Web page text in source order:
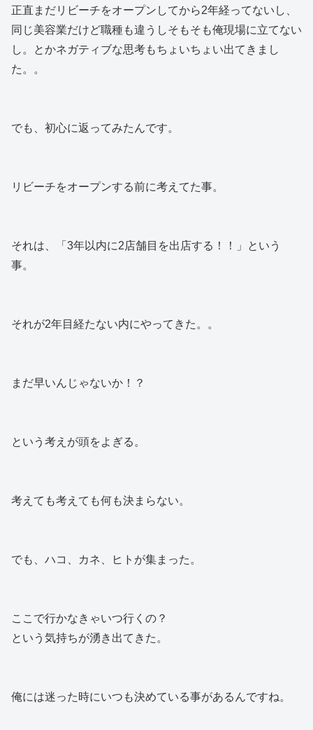
正直まだリビーチをオープンしてから2年経ってないし、
同じ美容業だけど職種も違うしそもそも俺現場に立てない
し。とかネガティブな思考もちょいちょい出てきまし
た。。
でも、初心に返ってみたんです。
リビーチをオープンする前に考えてた事。
それは、「3年以内に2店舗目を出店する！！」という
事。
それが2年目経たない内にやってきた。。
まだ早いんじゃないか！？
という考えが頭をよぎる。
考えても考えても何も決まらない。
でも、ハコ、カネ、ヒトが集まった。
ここで行かなきゃいつ行くの？
という気持ちが湧き出てきた。
俺には迷った時にいつも決めている事があるんですね。